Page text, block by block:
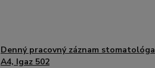
Denný pracovný záznam stomatológa
A4, Igaz 502